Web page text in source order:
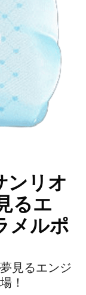
ンリオ
るエ
メルポ
見るエンジ
！